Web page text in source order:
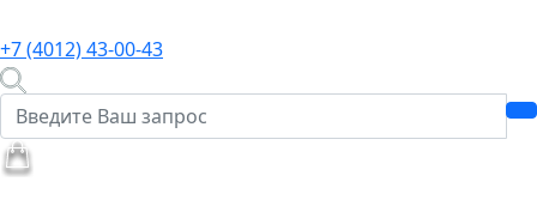
+7 (4012) 43-00-43